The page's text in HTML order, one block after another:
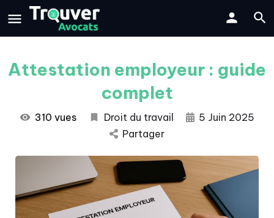
Attestation employeur : guide
complet
310 vues Droit du travail
5 Juin 2025
Partager